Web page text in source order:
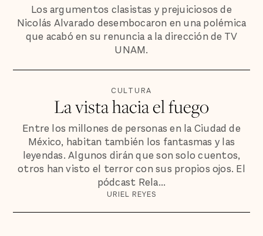
Los argumentos clasistas y prejuiciosos de
Nicolás Alvarado desembocaron en una polémica
que acabó en su renuncia a la dirección de TV
UNAM.
CULTURA
La vista hacia el fuego
Entre los millones de personas en la Ciudad de
México, habitan también los fantasmas y las
leyendas. Algunos dirán que son solo cuentos,
otros han visto el terror con sus propios ojos. El
pódcast Rela...
URIEL REYES